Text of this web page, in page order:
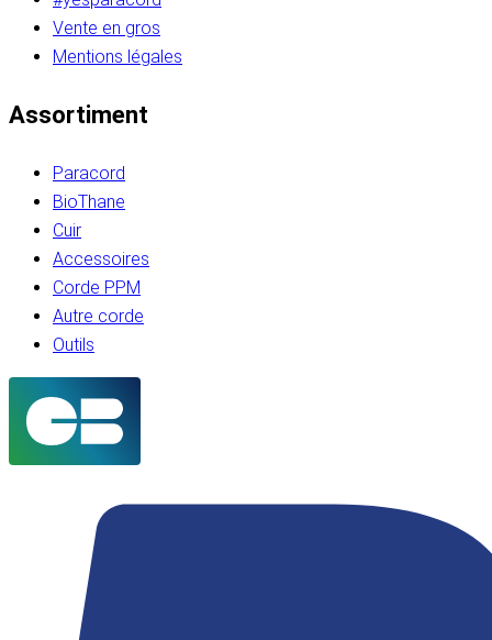
Vente en gros
Mentions légales
Assortiment
Paracord
BioThane
Cuir
Accessoires
Corde PPM
Autre corde
Outils